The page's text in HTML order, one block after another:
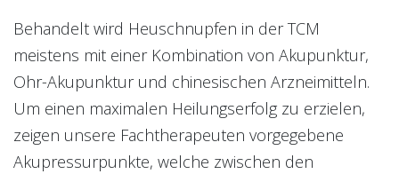
Behandelt wird Heuschnupfen in der TCM
meistens mit einer Kombination von Akupunktur,
Ohr-Akupunktur und chinesischen Arzneimitteln.
Um einen maximalen Heilungserfolg zu erzielen,
zeigen unsere Fachtherapeuten vorgegebene
Akupressurpunkte, welche zwischen den